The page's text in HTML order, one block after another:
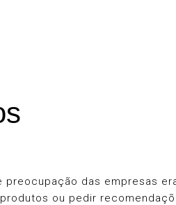
preocupação das empresas
ou pedir